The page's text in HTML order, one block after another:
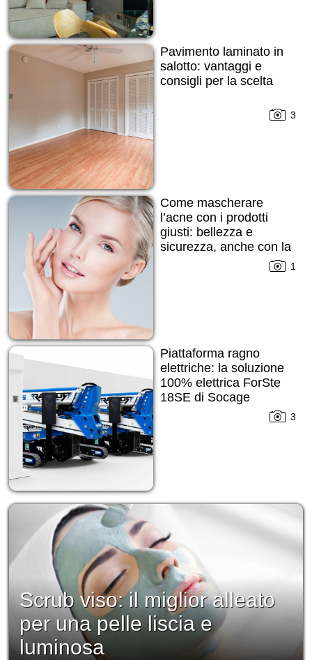
Pavimento laminato in
salotto: vantaggi e
consigli per la scelta
3
Come mascherare
l’acne con i prodotti
giusti: bellezza e
sicurezza, anche con la
1
Piattaforma ragno
elettriche: la soluzione
100% elettrica ForSte
18SE di Socage
3
Scrub viso: il miglior alleato
per una pelle liscia e
luminosa